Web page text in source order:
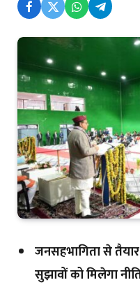
जनसहभागिता से
सुझावों को मिलेगा